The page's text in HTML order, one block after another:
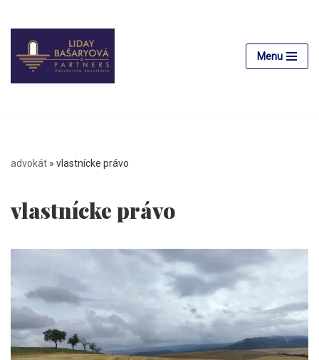
Preskočiť
na
obsah
Menu
advokát » vlastnícke právo
vlastnícke právo